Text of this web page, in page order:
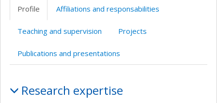
Profile Affiliations and responsabilities
Teaching and supervision Projects
Publications and presentations
Research expertise